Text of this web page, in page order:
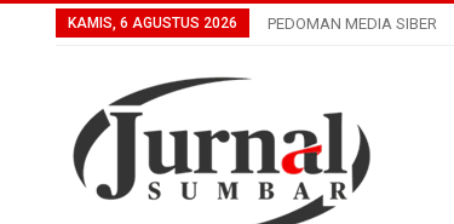
KAMIS, 6 AGUSTUS 2026 PEDOMAN MEDIA SIBER